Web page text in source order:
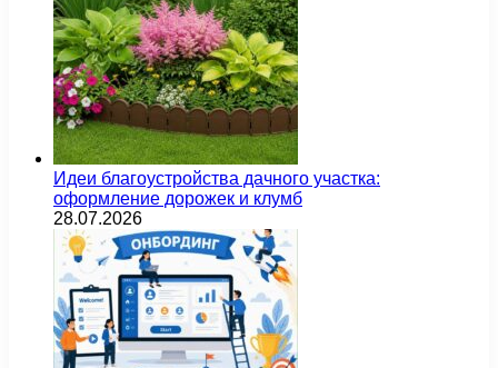
Идеи благоустройства дачного участка:
оформление дорожек и клумб
28.07.2026